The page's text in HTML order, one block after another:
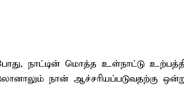
நாட்டின் மொத்த உள்நாட்டு
நான் ஆச்சரியப்படுவதற்கு